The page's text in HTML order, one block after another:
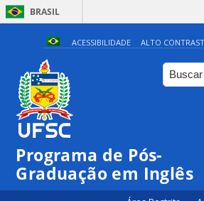
BRASIL
ACESSIBILIDADE ALTO
Programa de Pós-
Graduação em Inglês